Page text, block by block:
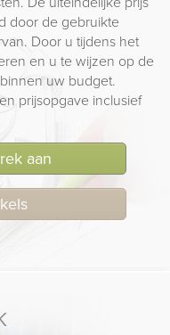
door de gebruikte
Door u tijdens het
en u te wijzen op de
uw budget.
prijsopgave inclusief
aan